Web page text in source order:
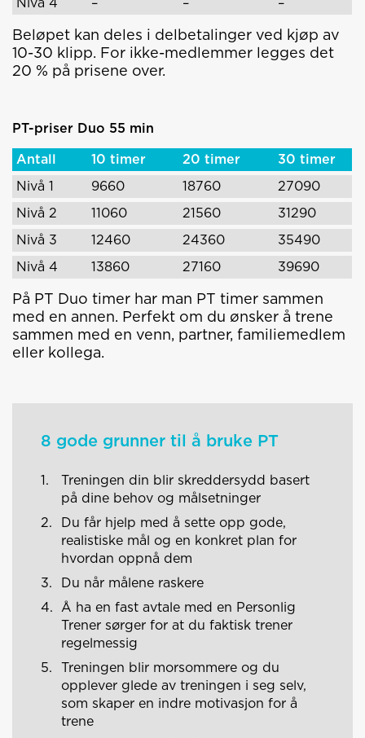
Nivå 4 – – –
Beløpet kan deles i delbetalinger ved kjøp av
10-30 klipp. For ikke-medlemmer legges det
20 % på prisene over.
PT-priser Duo 55 min
Antall 10 timer 20 timer 30 timer
Nivå 1 9660 18760 27090
Nivå 2 11060 21560 31290
Nivå 3 12460 24360 35490
Nivå 4 13860 27160 39690
På PT Duo timer har man PT timer sammen
med en annen. Perfekt om du ønsker å trene
sammen med en venn, partner, familiemedlem
eller kollega.
8 gode grunner til å bruke PT
Treningen din blir skreddersydd basert
på dine behov og målsetninger
Du får hjelp med å sette opp gode,
realistiske mål og en konkret plan for
hvordan oppnå dem
Du når målene raskere
Å ha en fast avtale med en Personlig
Trener sørger for at du faktisk trener
regelmessig
Treningen blir morsommere og du
opplever glede av treningen i seg selv,
som skaper en indre motivasjon for å
trene